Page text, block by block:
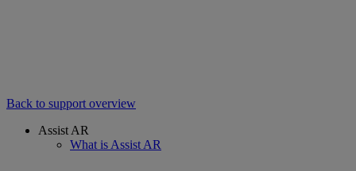
Back to support overview
Assist AR
What is Assist AR